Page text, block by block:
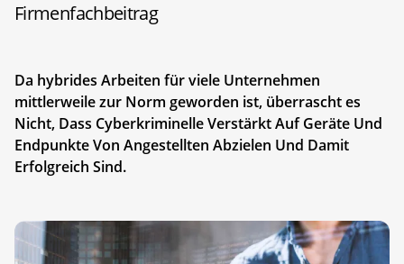
Firmenfachbeitrag
Da hybrides Arbeiten für viele Unternehmen
mittlerweile zur Norm geworden ist, überrascht es
Nicht, Dass Cyberkriminelle Verstärkt Auf Geräte Und
Endpunkte Von Angestellten Abzielen Und Damit
Erfolgreich Sind.